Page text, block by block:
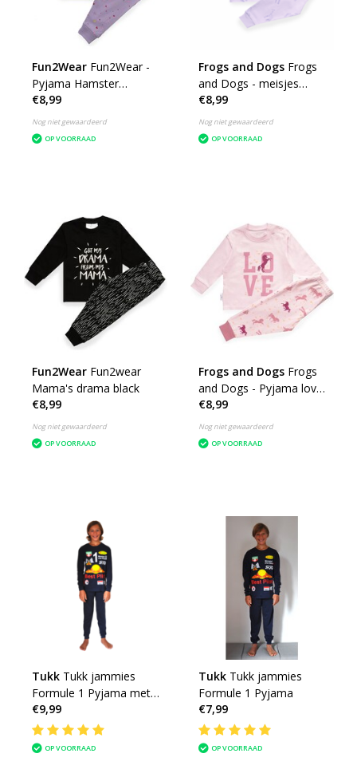
Fun2Wear Fun2Wear -
Pyjama Hamster
Lila/Paars - Lila
€8,99
Nog niet gewaardeerd
OP VOORRAAD
Frogs and Dogs Frogs
and Dogs - meisjes
Pyjama Giraffe
€8,99
Nog niet gewaardeerd
OP VOORRAAD
Fun2Wear Fun2wear
Mama's drama black
€8,99
Nog niet gewaardeerd
OP VOORRAAD
Frogs and Dogs Frogs
and Dogs - Pyjama love
Horse Rose
€8,99
Nog niet gewaardeerd
OP VOORRAAD
Tukk Tukk jammies
Formule 1 Pyjama met
Nr.1
€9,99
OP VOORRAAD
Tukk Tukk jammies
Formule 1 Pyjama
€7,99
OP VOORRAAD